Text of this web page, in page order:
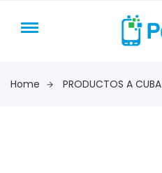
Home PRODUCTOS A CUBA